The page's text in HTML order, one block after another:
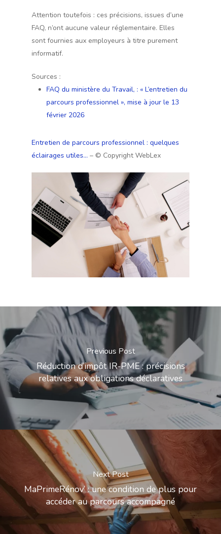
Attention toutefois : ces précisions, issues d’une
FAQ, n’ont aucune valeur réglementaire. Elles
sont fournies aux employeurs à titre purement
informatif.
Sources :
FAQ du ministère du Travail, : « L’entretien du
parcours professionnel », mise à jour le 13
février 2026
Entretien de parcours professionnel : quelques
éclairages utiles… – © Copyright WebLex
Previous Post
Réduction d’impôt IR-PME : précisions
relatives aux obligations déclaratives
Next Post
MaPrimeRénov’ : une condition de plus pour
accéder au parcours accompagné